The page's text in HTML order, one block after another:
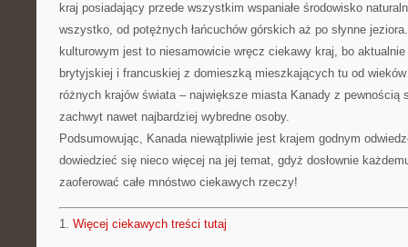
kraj posiadający przede wszystkim wspaniałe środowisko
wszystko, od potężnych łańcuchów górskich aż po słynne
kulturowym jest to niesamowicie wręcz ciekawy kraj, bo
brytyjskiej i francuskiej z domieszką mieszkających tu od
różnych krajów świata – największe miasta Kanady z pewnością
zachwyt nawet najbardziej wybredne osoby.
Podsumowując, Kanada niewątpliwie jest krajem godnym
dowiedzieć się nieco więcej na jej temat, gdyż dosłownie
zaoferować całe mnóstwo ciekawych rzeczy!
1. Więcej ciekawych treści tutaj